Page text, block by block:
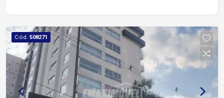
importantes vias como a Avenida Washington
Luiz, Avenida Antônio Carlos Comitre e Rodovia
Raposo Tavares (SP-270). A região conta com
ampla infraestrutura de serviços, incluindo
escolas, farmácias, padarias, supermercados,
academias, restaurantes e bancos, além de estar
Cód. 508271